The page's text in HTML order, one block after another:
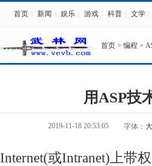
首页 新闻 娱乐 游戏 科普 文学
首页 > 编程 >
用ASP技
2019-11-18 20:53:05 字体： 大
Internet(或Intranet)上带